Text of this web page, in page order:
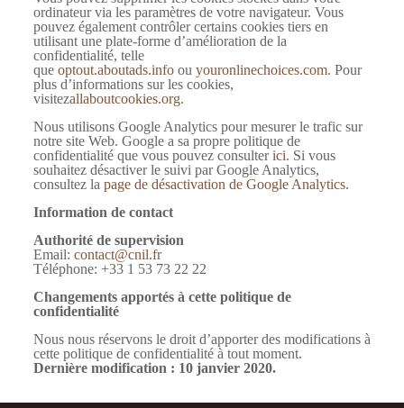
ordinateur via les paramètres de votre navigateur. Vous
pouvez également contrôler certains cookies tiers en
utilisant une plate-forme d’amélioration de la
confidentialité, telle
que optout.aboutads.infoou youronlinechoices.com. Pour
plus d’informations sur les cookies,
visitezallaboutcookies.org.
Nous utilisons Google Analytics pour mesurer le trafic sur
notre site Web. Google a sa propre politique de
confidentialité que vous pouvez consulterici. Si vous
souhaitez désactiver le suivi par Google Analytics,
consultez la page de désactivation de Google Analytics.
Information de contact
Authorité de supervision
Email: contact@cnil.fr
Téléphone: +33 1 53 73 22 22
Changements apportés à cette politique de
confidentialité
Nous nous réservons le droit d’apporter des modifications à
cette politique de confidentialité à tout moment.
Dernière modification : 10 janvier 2020.